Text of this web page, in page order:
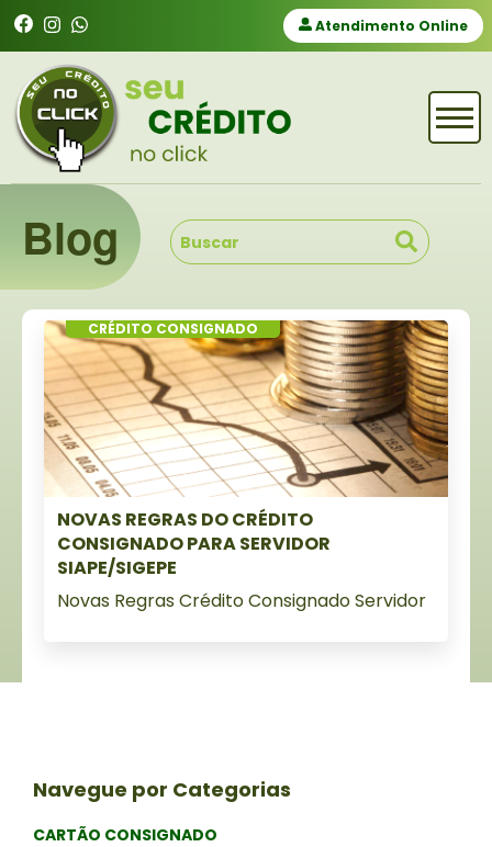
Atendimento Online
Blog
CRÉDITO CONSIGNADO
NOVAS REGRAS DO CRÉDITO
CONSIGNADO PARA SERVIDOR
SIAPE/SIGEPE
Novas Regras Crédito Consignado Servidor
Navegue por Categorias
CARTÃO CONSIGNADO